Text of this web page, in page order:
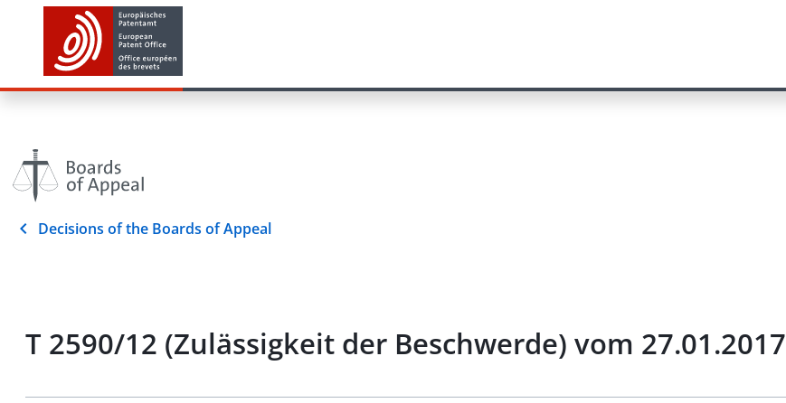
Decisions of the Boards of Appeal
T 2590/12 (Zulässigkeit der Beschwerde) vom 27.01.2017